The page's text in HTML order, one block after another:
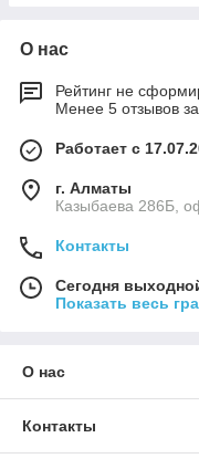
О нас
Рейтинг не
Менее 5 отзывов
Работает с
г. Алматы
Казыбаева 286Б,
Контакты
Сегодня
Показать весь
О нас
Контакты